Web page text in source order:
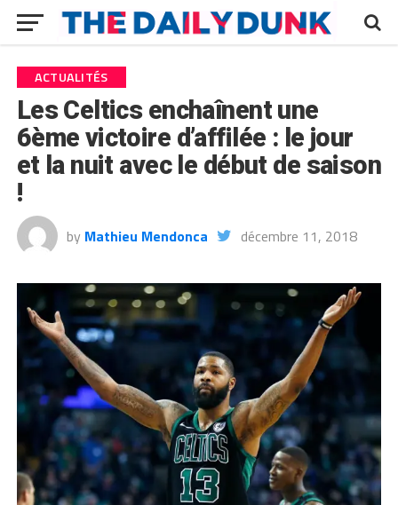
ACTUALITÉS
Les Celtics enchaînent une
6ème victoire d’affilée : le jour
et la nuit avec le début de saison
!
by Mathieu Mendonca décembre 11, 2018